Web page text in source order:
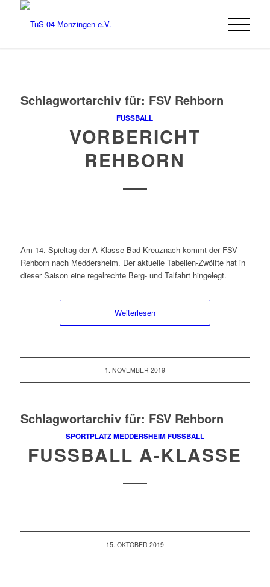
Schlagwortarchiv für: FSV Rehborn
FUSSBALL
VORBERICHT
REHBORN
Am 14. Spieltag der A-Klasse Bad Kreuznach kommt der FSV
Rehborn nach Meddersheim. Der aktuelle Tabellen-Zwölfte hat in
dieser Saison eine regelrechte Berg- und Talfahrt hingelegt.
Weiterlesen
1. NOVEMBER 2019
Schlagwortarchiv für: FSV Rehborn
SPORTPLATZ MEDDERSHEIM FUSSBALL
FUSSBALL A-KLASSE
15. OKTOBER 2019